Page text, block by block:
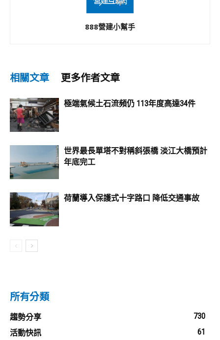
888營建小幫手
相關文章 更多作者文章
極端氣候土石流頻仍 113年度高達34件
世界最長單塔不對稱斜張橋 淡江大橋預計
年底完工
荷蘭導入保護式十字路口 降低交通事故
所有分類
趨勢分享
730
活動快訊
61